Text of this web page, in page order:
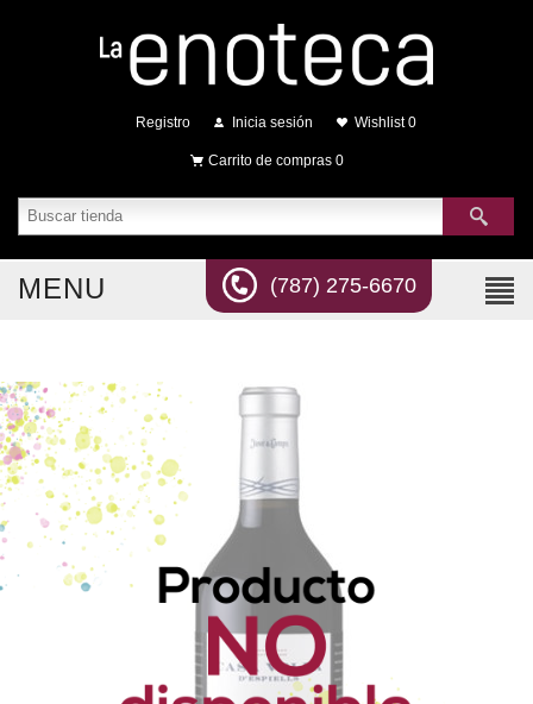
Registro Inicia sesión Wishlist 0
Carrito de compras 0
(787) 275-6670
MENU